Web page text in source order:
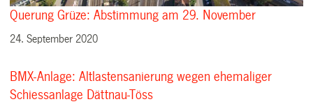
Querung Grüze: Abstimmung am 29. November
24. September 2020
BMX-Anlage: Altlastensanierung wegen ehemaliger
Schiessanlage Dättnau-Töss